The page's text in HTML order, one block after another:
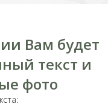
Вам будет
текст и
фото